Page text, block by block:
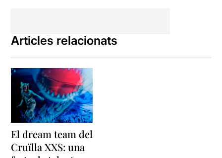
Articles relacionats
El dream team del
Cruïlla XXS: una